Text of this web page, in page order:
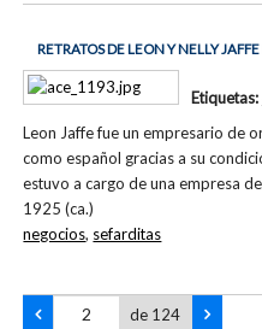
RETRATOS DE LEON Y NELLY
Leon Jaffe fue un empresario de
como español gracias a su
estuvo a cargo de una empresa
1925 (ca.)
Etiquetas:
negocios, sefarditas
de 124